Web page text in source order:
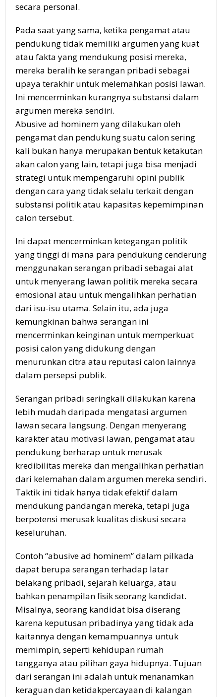
secara personal.
Pada saat yang sama, ketika pengamat atau
pendukung tidak memiliki argumen yang kuat
atau fakta yang mendukung posisi mereka,
mereka beralih ke serangan pribadi sebagai
upaya terakhir untuk melemahkan posisi lawan.
Ini mencerminkan kurangnya substansi dalam
argumen mereka sendiri.
Abusive ad hominem yang dilakukan oleh
pengamat dan pendukung suatu calon sering
kali bukan hanya merupakan bentuk ketakutan
akan calon yang lain, tetapi juga bisa menjadi
strategi untuk mempengaruhi opini publik
dengan cara yang tidak selalu terkait dengan
substansi politik atau kapasitas kepemimpinan
calon tersebut.
Ini dapat mencerminkan ketegangan politik
yang tinggi di mana para pendukung cenderung
menggunakan serangan pribadi sebagai alat
untuk menyerang lawan politik mereka secara
emosional atau untuk mengalihkan perhatian
dari isu-isu utama. Selain itu, ada juga
kemungkinan bahwa serangan ini
mencerminkan keinginan untuk memperkuat
posisi calon yang didukung dengan
menurunkan citra atau reputasi calon lainnya
dalam persepsi publik.
Serangan pribadi seringkali dilakukan karena
lebih mudah daripada mengatasi argumen
lawan secara langsung. Dengan menyerang
karakter atau motivasi lawan, pengamat atau
pendukung berharap untuk merusak
kredibilitas mereka dan mengalihkan perhatian
dari kelemahan dalam argumen mereka sendiri.
Taktik ini tidak hanya tidak efektif dalam
mendukung pandangan mereka, tetapi juga
berpotensi merusak kualitas diskusi secara
keseluruhan.
Contoh “abusive ad hominem” dalam pilkada
dapat berupa serangan terhadap latar
belakang pribadi, sejarah keluarga, atau
bahkan penampilan fisik seorang kandidat.
Misalnya, seorang kandidat bisa diserang
karena keputusan pribadinya yang tidak ada
kaitannya dengan kemampuannya untuk
memimpin, seperti kehidupan rumah
tangganya atau pilihan gaya hidupnya. Tujuan
dari serangan ini adalah untuk menanamkan
keraguan dan ketidakpercayaan di kalangan